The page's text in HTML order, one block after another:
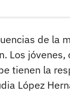
de la
Los
tienen la
López